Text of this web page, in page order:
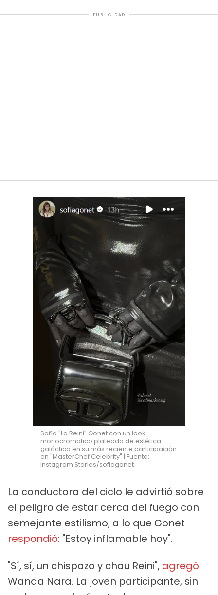
PUBLICIDAD
Sofía "La Reini" Gonet con un look
monocromático plateado de estética
galáctica en su más reciente participación
en "MasterChef Celebrity" | Fuente:
Instagram Stories/sofiagonet
La conductora del ciclo le advirtió sobre
el peligro de estar cerca del fuego con
semejante estilismo, a lo que Gonet
respondió: "Estoy inflamable hoy".
"Sí, sí, un chispazo y chau Reini", agregó
Wanda Nara. La joven participante, sin